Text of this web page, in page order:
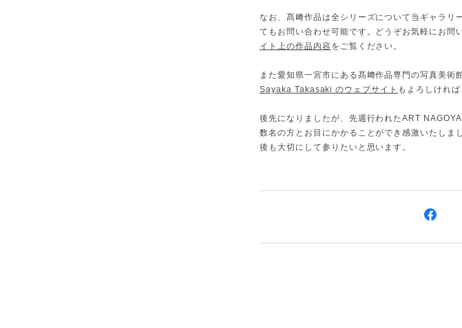
なお、髙﨑作品は全シリーズについて当ギャラリ
てもお問い合わせ可能です。どうぞお気軽にお問
イト上の作品内容をご覧ください。
また愛知県一宮市にある髙﨑作品専門の写真美術
Sayaka Takasaki のウェブサイト もよろしければ
後先になりましたが、先週行われたART
数名の方とお目にかかることができ感激いたしま
後も大切にして参りたいと思います。